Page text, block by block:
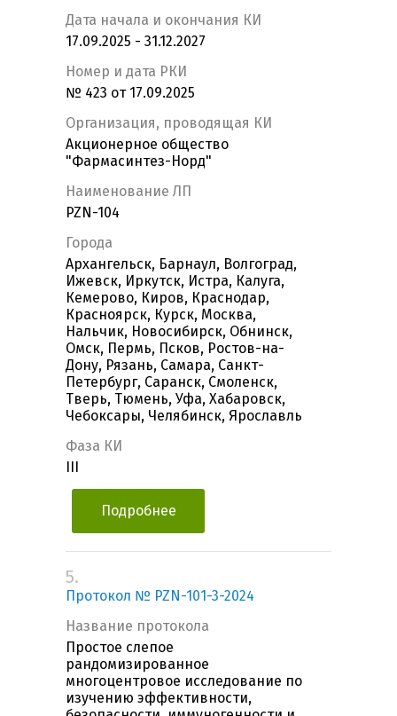
Дата начала и окончания КИ
17.09.2025 - 31.12.2027
Номер и дата РКИ
№ 423 от 17.09.2025
Организация, проводящая КИ
Акционерное общество
"Фармасинтез-Норд"
Наименование ЛП
PZN-104
Города
Архангельск, Барнаул, Волгоград,
Ижевск, Иркутск, Истра, Калуга,
Кемерово, Киров, Краснодар,
Красноярск, Курск, Москва,
Нальчик, Новосибирск, Обнинск,
Омск, Пермь, Псков, Ростов-на-
Дону, Рязань, Самара, Санкт-
Петербург, Саранск, Смоленск,
Тверь, Тюмень, Уфа, Хабаровск,
Чебоксары, Челябинск, Ярославль
Фаза КИ
Подробнее
5.
Протокол № PZN-101-3-2024
Название протокола
Простое слепое
рандомизированное
многоцентровое исследование по
изучению эффективности,